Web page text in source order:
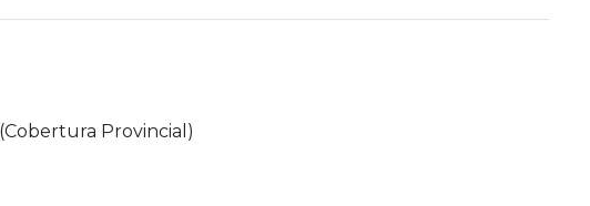
Provincial)